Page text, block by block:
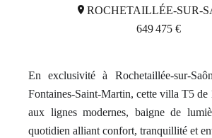
ROCHETAILLÉE-SUR-
649 475 €
En exclusivité à Rochetaillée-sur-
Fontaines-Saint-Martin, cette villa T5 de
aux lignes modernes, baigne de
quotidien alliant confort, tranquillité et